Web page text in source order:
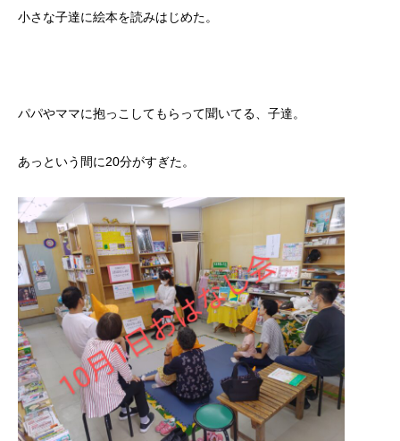
小さな子達に絵本を読みはじめた。
パパやママに抱っこしてもらって聞いてる、子達。
あっという間に20分がすぎた。